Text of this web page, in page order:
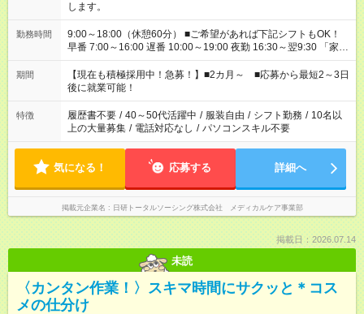
します。
勤務時間
9:00～18:00（休憩60分） ■ご希望があれば下記シフトもOK！
早番 7:00～16:00 遅番 10:00～19:00 夜勤 16:30～翌9:30 「家族
と休みを合わせたい」 「余裕を持って夕飯の準備がしたい」
「できれば残業はしたくない」 など、ご希望を教えてください
ね。 ※Wワーク希望の方へ 今ご覧のお仕事で希望する勤務時間
と、もう1つのお仕事の勤務時間。 合計で週40時間を超える場
合は応募できません。
期間
【現在も積極採用中！急募！】■2カ月～ ■応募から最短2～3日
後に就業可能！
特徴 履歴書不要 / 40～50代活躍中 / 服装自由 / シフト勤務 / 10名以
上の大量募集 / 電話対応なし / パソコンスキル不要
気になる！ 応募する 詳細へ
掲載元企業名 日研トータルソーシング株式会社 メディカルケア事業部
掲載日：2026.07.14
未読
〈カンタン作業！〉スキマ時間にサクッと＊コス
メの仕分け